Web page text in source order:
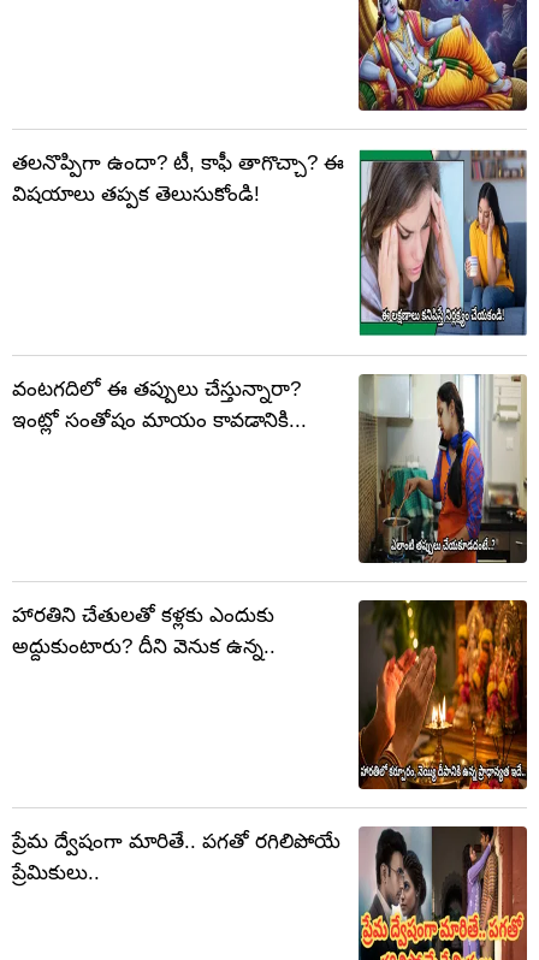
తలనొప్పిగా ఉందా? టీ, కాఫీ తాగొచ్చా? ఈ
విషయాలు తప్పక తెలుసుకోండి!
వంటగదిలో ఈ తప్పులు చేస్తున్నారా?
ఇంట్లో సంతోషం మాయం కావడానికి...
హారతిని చేతులతో కళ్లకు ఎందుకు
అద్దుకుంటారు? దీని వెనుక ఉన్న..
ప్రేమ ద్వేషంగా మారితే.. పగతో రగిలిపోయే
ప్రేమికులు..